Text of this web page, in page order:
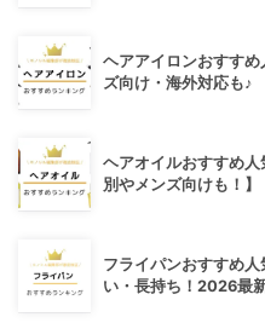
ヘアアイロンおすす
ズ向け・海外対応も♪
ヘアオイルおすすめ
別やメンズ向けも！】
フライパンおすすめ
い・長持ち！2026最新